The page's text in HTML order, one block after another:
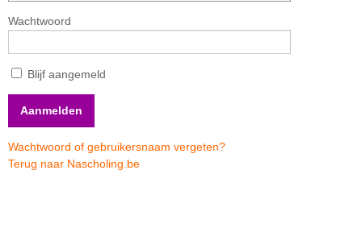
Wachtwoord
Blijf aangemeld
Wachtwoord of gebruikersnaam vergeten?
Terug naar Nascholing.be